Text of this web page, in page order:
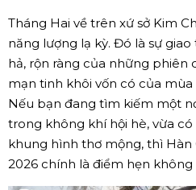
Tháng Hai về trên xứ sở Kim
năng lượng lạ kỳ. Đó là sự
hả, rộn ràng của những phiên
mạn tinh khôi vốn có của
Nếu bạn đang tìm kiếm một
trong không khí hội hè, vừa
khung hình thơ mộng, thì
2026 chính là điểm hẹn không